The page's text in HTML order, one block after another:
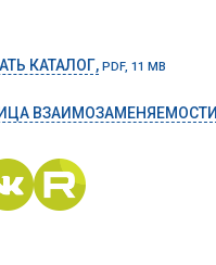
КАТАЛОГ, PDF, 11 MB
ВЗАИМОЗАМЕНЯЕМОСТИ